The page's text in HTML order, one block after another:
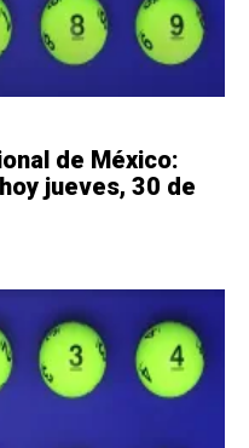
de México:
jueves, 30 de